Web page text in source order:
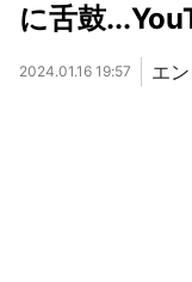
に舌鼓
2024.01.16 19:57 エ